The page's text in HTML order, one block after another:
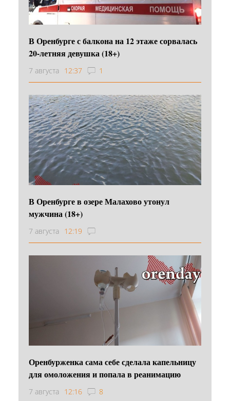
В Оренбурге с балкона на 12 этаже сорвалась
20-летняя девушка (18+)
7 августа 12:37 1
В Оренбурге в озере Малахово утонул
мужчина (18+)
7 августа 12:19
Оренбурженка сама себе сделала капельницу
для омоложения и попала в реанимацию
7 августа 12:16 8